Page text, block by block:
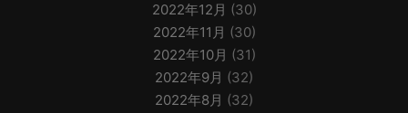
2022年12月 (30)
2022年11月 (30)
2022年10月 (31)
2022年9月 (32)
2022年8月 (32)